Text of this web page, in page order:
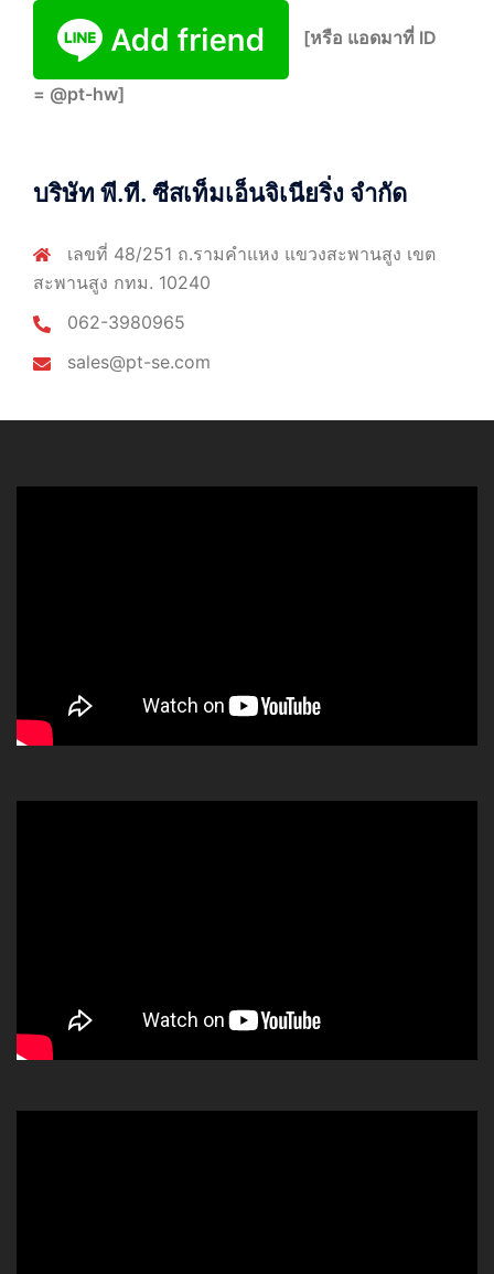
[หรือ แอดมาที่ ID
= @pt-hw]
บริษัท พี.ที. ซีสเท็มเอ็นจิเนียริ่ง จำกัด
เลขที่ 48/251 ถ.รามคำแหง แขวงสะพานสูง เขต
สะพานสูง กทม. 10240
062-3980965
sales@pt-se.com